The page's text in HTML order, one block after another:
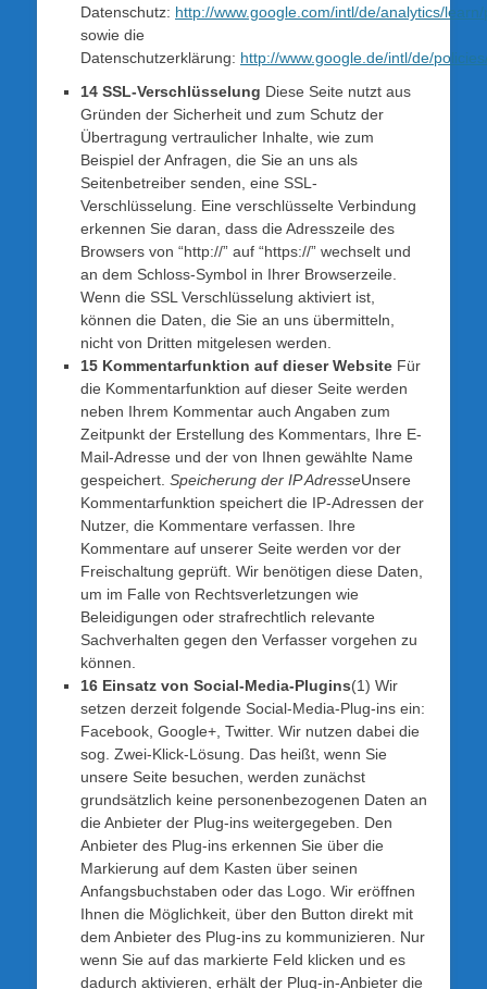
Datenschutz: http://www.google.com/intl/de/analytics/
sowie die
Datenschutzerklärung: http://www.google.de/intl/de/
14 SSL-Verschlüsselung Diese Seite nutzt aus
Gründen der Sicherheit und zum Schutz der
Übertragung vertraulicher Inhalte, wie zum
Beispiel der Anfragen, die Sie an uns als
Seitenbetreiber senden, eine SSL-
Verschlüsselung. Eine verschlüsselte Verbindung
erkennen Sie daran, dass die Adresszeile des
Browsers von “http://” auf “https://” wechselt und
an dem Schloss-Symbol in Ihrer Browserzeile.
Wenn die SSL Verschlüsselung aktiviert ist,
können die Daten, die Sie an uns übermitteln,
nicht von Dritten mitgelesen werden.
15 Kommentarfunktion auf dieser Website Für
die Kommentarfunktion auf dieser Seite werden
neben Ihrem Kommentar auch Angaben zum
Zeitpunkt der Erstellung des Kommentars, Ihre E-
Mail-Adresse und der von Ihnen gewählte Name
gespeichert. Speicherung der IP AdresseUnsere
Kommentarfunktion speichert die IP-Adressen der
Nutzer, die Kommentare verfassen. Ihre
Kommentare auf unserer Seite werden vor der
Freischaltung geprüft. Wir benötigen diese Daten,
um im Falle von Rechtsverletzungen wie
Beleidigungen oder strafrechtlich relevante
Sachverhalten gegen den Verfasser vorgehen zu
können.
16 Einsatz von Social-Media-Plugins(1) Wir
setzen derzeit folgende Social-Media-Plug-ins ein:
Facebook, Google+, Twitter. Wir nutzen dabei die
sog. Zwei-Klick-Lösung. Das heißt, wenn Sie
unsere Seite besuchen, werden zunächst
grundsätzlich keine personenbezogenen Daten an
die Anbieter der Plug-ins weitergegeben. Den
Anbieter des Plug-ins erkennen Sie über die
Markierung auf dem Kasten über seinen
Anfangsbuchstaben oder das Logo. Wir eröffnen
Ihnen die Möglichkeit, über den Button direkt mit
dem Anbieter des Plug-ins zu kommunizieren. Nur
wenn Sie auf das markierte Feld klicken und es
dadurch aktivieren, erhält der Plug-in-Anbieter die